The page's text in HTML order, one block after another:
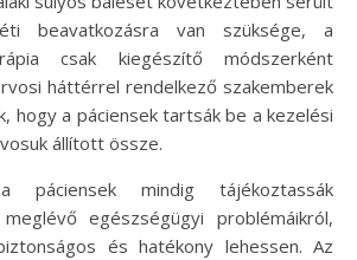
beavatkozásra van szüksége, a
csak kiegészítő módszerként
háttérrel rendelkező szakemberek
hogy a páciensek tartsák be a kezelési
állított össze.
páciensek mindig tájékoztassák
egészségügyi problémáikról,
és hatékony lehessen. Az